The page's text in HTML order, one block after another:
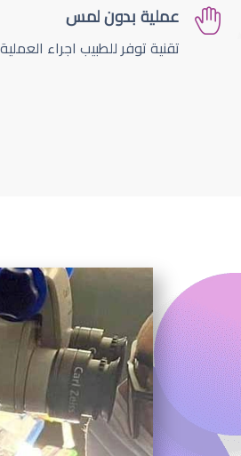
عملية بدون لمس
تقنية توفر للطبيب اجراء